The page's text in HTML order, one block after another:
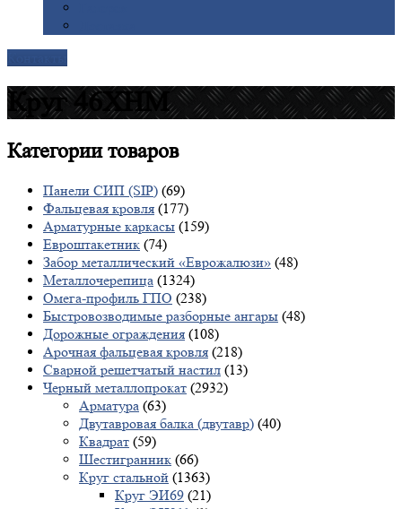
Круг 46ХНМ
Категориитоваров
Панели СИП (SIP) (69)
Фальцевая кровля (177)
Арматурные каркасы (159)
Евроштакетник (74)
Забор металлический «Еврожалюзи» (48)
Металлочерепица (1324)
Омега-профиль ГПО (238)
Быстровозводимые разборные ангары (48)
Дорожные ограждения (108)
Арочная фальцевая кровля (218)
Сварной решетчатый настил (13)
Черный металлопрокат (2932)
Арматура (63)
Двутавровая балка (двутавр) (40)
Квадрат (59)
Шестигранник (66)
Круг стальной (1363)
Круг ЭИ69 (21)